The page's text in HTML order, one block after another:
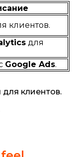
клиентов.
для
Google Ads.
для клиентов.